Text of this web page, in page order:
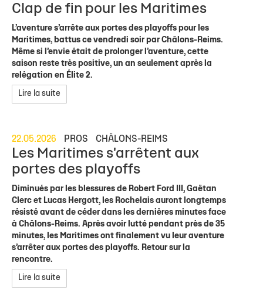
Clap de fin pour les Maritimes
L’aventure s’arrête aux portes des playoffs pour les
Maritimes, battus ce vendredi soir par Châlons-Reims.
Même si l’envie était de prolonger l’aventure, cette
saison reste très positive, un an seulement après la
relégation en Élite 2.
Lire la suite
22.05.2026 PROS CHÂLONS-REIMS
Les Maritimes s'arrêtent aux
portes des playoffs
Diminués par les blessures de Robert Ford III, Gaëtan
Clerc et Lucas Hergott, les Rochelais auront longtemps
résisté avant de céder dans les dernières minutes face
à Châlons-Reims. Après avoir lutté pendant près de 35
minutes, les Maritimes ont finalement vu leur aventure
s’arrêter aux portes des playoffs. Retour sur la
rencontre.
Lire la suite